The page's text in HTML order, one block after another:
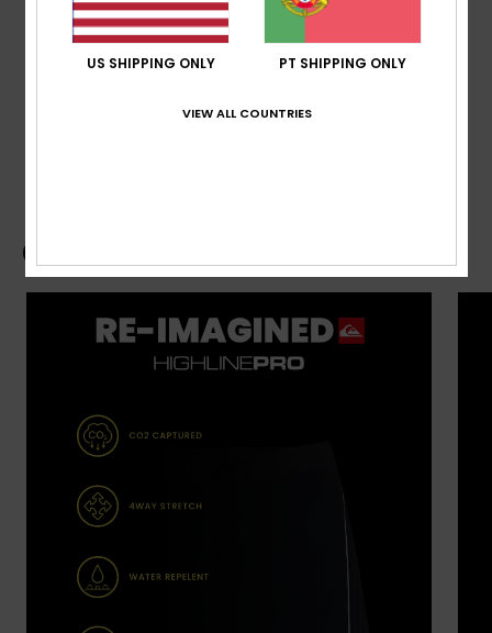
Composição60% poliéster reciclado, 27% poliéster, 13%
elastano
Guia de Boardshorts
US SHIPPING ONLY PT SHIPPING ONLY
VIEW ALL COUNTRIES